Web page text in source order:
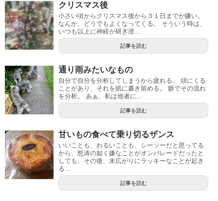
クリスマス後
小さい頃からクリスマス後から３１日までが嫌い。
なんか、どうでもよくなってくる。 そういう時は、
いつも以上に神経が研ぎ澄...
記事を読む
通り雨みたいなもの
自分で自分を分析してしまうから疲れる。 頭にくる
ことがあり、それを紙に書き留める。 癖でその流れ
を分析。 あぁ、私は他者に...
記事を読む
甘いもの食べて乗り切るザンス
いいことも、わるいことも、シーソーだと思ってる
から、怒涛の如く嫌なことがオンパレードだったと
しても、その後、末広がりにラッキーなことが起き
る...
記事を読む